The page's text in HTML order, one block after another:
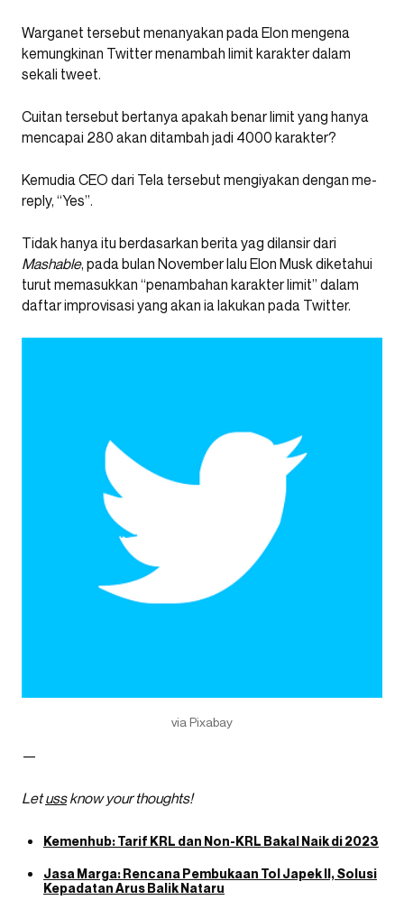
Warganet tersebut menanyakan pada Elon mengena
kemungkinan Twitter menambah limit karakter dalam
sekali tweet.
Cuitan tersebut bertanya apakah benar limit yang hanya
mencapai 280 akan ditambah jadi 4000 karakter?
Kemudia CEO dari Tela tersebut mengiyakan dengan me-
reply, “Yes”.
Tidak hanya itu berdasarkan berita yag dilansir dari
Mashable, pada bulan November lalu Elon Musk diketahui
turut memasukkan “penambahan karakter limit” dalam
daftar improvisasi yang akan ia lakukan pada Twitter.
via Pixabay
—
Letussknow your thoughts!
Kemenhub: Tarif KRL dan Non-KRL Bakal Naik di 2023
Jasa Marga: Rencana Pembukaan Tol Japek II, Solusi
Kepadatan Arus Balik Nataru